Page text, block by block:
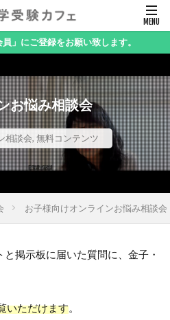
録をお願い致します。
お悩み相談会
相談会, 無料コンテンツ
お子様向けオンラインお悩み相談会
掲示板に届いた質問に、金子・
いただけます。